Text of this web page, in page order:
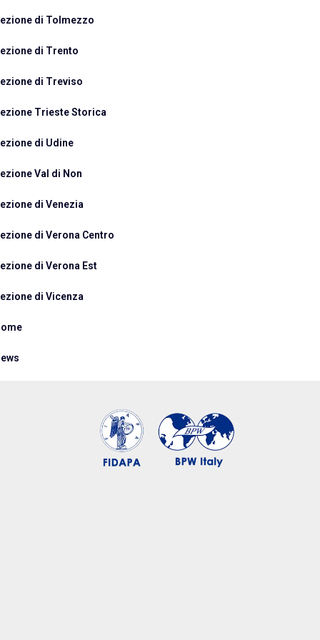
di Tolmezzo
di Trento
di Treviso
Trieste Storica
di Udine
Val di Non
di Venezia
di Verona Centro
di Verona Est
di Vicenza